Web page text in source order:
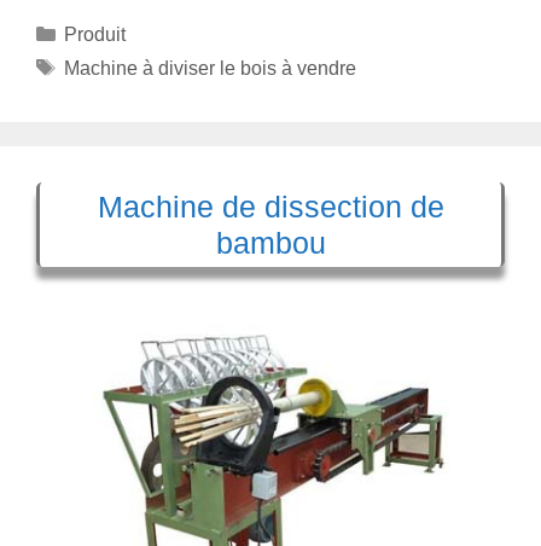
Catégories
Produit
Étiquettes
Machine à diviser le bois à vendre
Machine de dissection de
bambou